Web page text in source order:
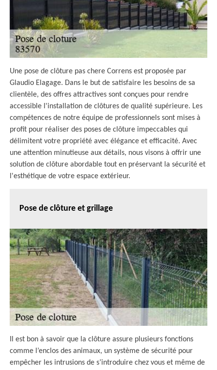
Une pose de clôture pas chere Correns est proposée par
Glaudio Elagage. Dans le but de satisfaire les besoins de sa
clientèle, des offres attractives sont conçues pour rendre
accessible l'installation de clôtures de qualité supérieure. Les
compétences de notre équipe de professionnels sont mises à
profit pour réaliser des poses de clôture impeccables qui
délimitent votre propriété avec élégance et efficacité. Avec
une attention minutieuse aux détails, nous visons à offrir une
solution de clôture abordable tout en préservant la sécurité et
l'esthétique de votre espace extérieur.
Pose de clôture et grillage
Il est bon à savoir que la clôture assure plusieurs fonctions
comme l’enclos des animaux, un système de sécurité pour
empêcher les intrusions de s’introduire chez vous et même de